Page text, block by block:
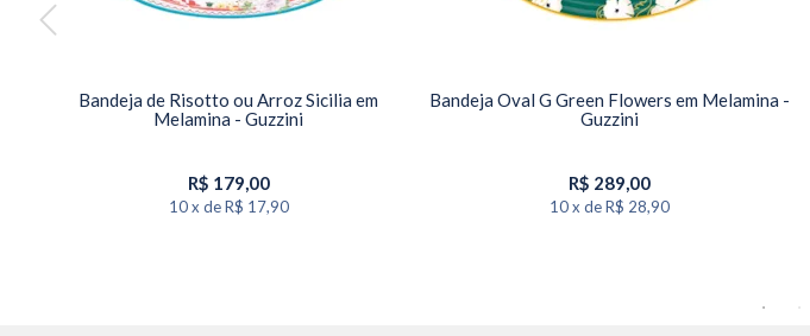
Bandeja de Risotto ou Arroz Sicilia em
Melamina - Guzzini
R$ 179,00
10 x de R$ 17,90
Bandeja Oval G Green Flowers em Melamina -
Guzzini
R$ 289,00
10 x de R$ 28,90